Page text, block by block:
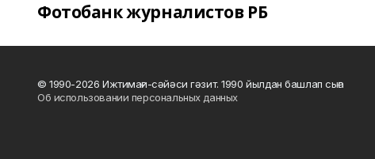
Фотобанк журналистов РБ
© 1990-2026 Ижтимағи-сәйәси гәзит. 1990 йылдан башлап сыға
Об использовании персональных данных